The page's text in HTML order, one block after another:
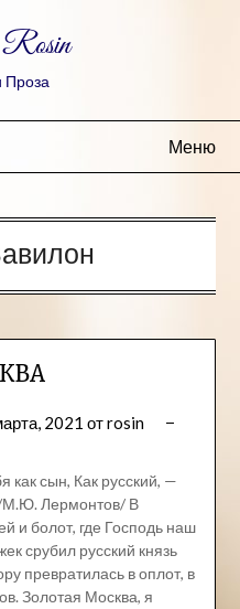
Проза
Меню
2021 отrosin
как сын, Как русский, —
М.Ю. Лермонтов/ В
и болот, где Господь наш
срубил русский князь
превратилась в оплот, в
Золотая Москва, я